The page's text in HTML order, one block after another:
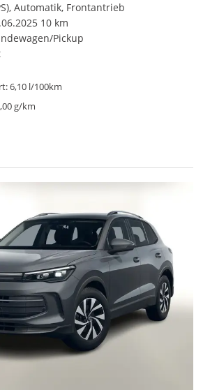
Automatik, Frontantrieb
10 km
Pickup
6,10 l/100km
g/km